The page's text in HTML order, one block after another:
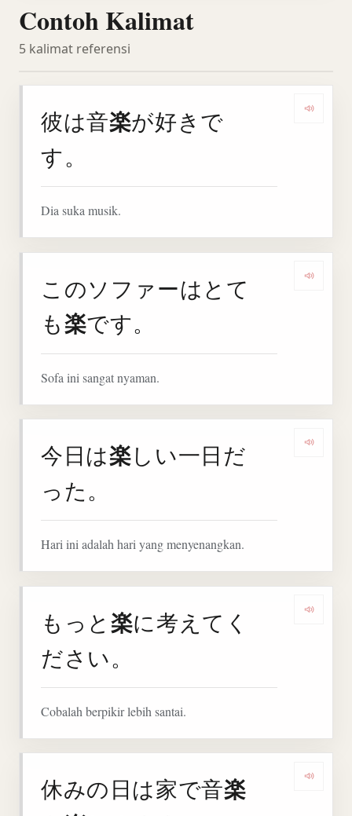
Contoh Kalimat
5 kalimat referensi
彼は音楽が好きで
す。
Dia suka musik.
このソファーはとて
も楽です。
Sofa ini sangat nyaman.
今日は楽しい一日だ
った。
Hari ini adalah hari yang menyenangkan.
もっと 楽に考えてく
ださい。
Cobalah berpikir lebih santai.
休みの日は家で音楽